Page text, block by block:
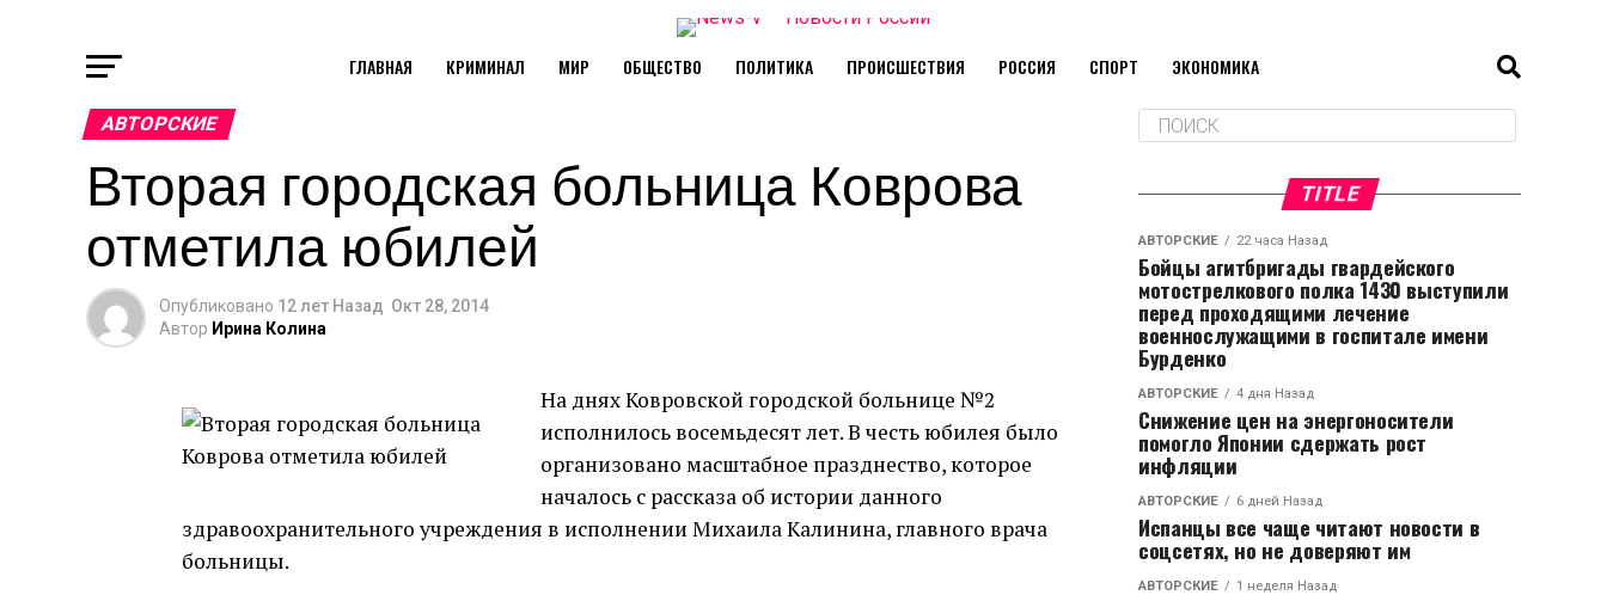
ГЛАВНАЯ КРИМИНАЛ МИР ОБЩЕСТВО ПОЛИТИКА ПРОИСШЕСТВИЯ РОССИЯ СПОРТ ЭКОНОМИКА
АВТОРСКИЕ
Вторая городская больница Коврова
отметила юбилей
Опубликовано 12 лет Назад Окт 28, 2014
Автор Ирина Колина
На днях Ковровской городской больнице №2
исполнилось восемьдесят лет. В честь юбилея было
организовано масштабное празднество, которое
началось с рассказа об истории данного
здравоохранительного учреждения в исполнении Михаила Калинина, главного врача
больницы.
TITLE
АВТОРСКИЕ 22 часа Назад
Бойцы агитбригады гвардейского
мотострелкового полка 1430 выступили
перед проходящими лечение
военнослужащими в госпитале имени
Бурденко
АВТОРСКИЕ 4 дня Назад
Снижение цен на энергоносители
помогло Японии сдержать рост
инфляции
АВТОРСКИЕ 6 дней Назад
Испанцы все чаще читают новости в
соцсетях, но не доверяют им
АВТОРСКИЕ 1 неделя Назад